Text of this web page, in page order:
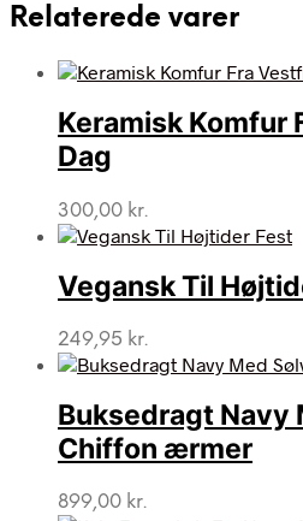
Relaterede varer
Keramisk Komfur
Dag
300,00 kr.
Vegansk Til
249,95 kr.
Buksedragt Navy
Chiffon ærmer
899,00 kr.